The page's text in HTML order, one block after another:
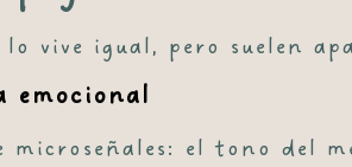
vive igual, pero suelen
emocional
microseñales: el tono del